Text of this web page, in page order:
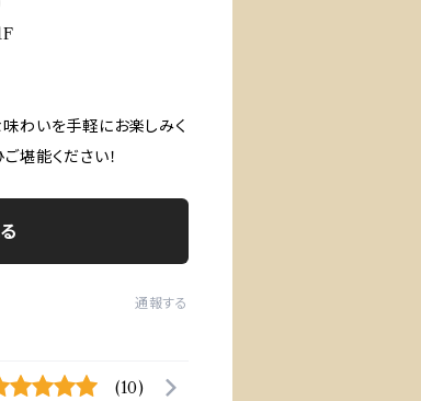
味わいを手軽にお楽しみく
堪能ください！
通報する
(10)